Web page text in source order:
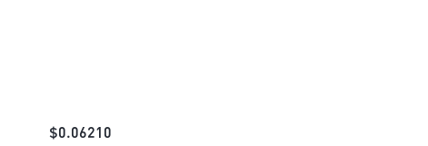
$0.06210